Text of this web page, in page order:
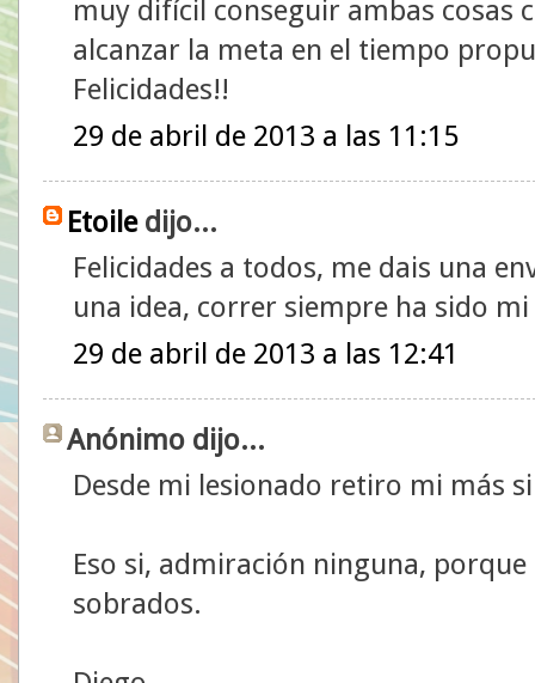
muy difícil conseguir ambas cosas
alcanzar la meta en el tiempo
Felicidades!!
29 de abril de 2013 a las 11:15
Etoiledijo...
Felicidades a todos, me dais una
una idea, correr siempre ha sido
29 de abril de 2013 a las 12:41
Anónimo dijo...
Desde mi lesionado retiro mi más
Eso si, admiración ninguna,
sobrados.